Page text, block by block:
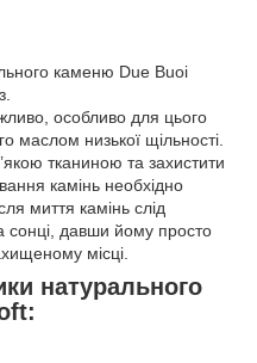
каменю Due Buoi
особливо для цього
маслом низької щільності.
тканиною та захистити
камінь необхідно
миття камінь слід
давши йому просто
місці.
натурального